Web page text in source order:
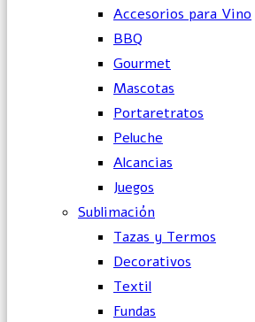
Accesorios para Vino
BBQ
Gourmet
Mascotas
Portaretratos
Peluche
Alcancias
Juegos
Sublimación
Tazas y Termos
Decorativos
Textil
Fundas